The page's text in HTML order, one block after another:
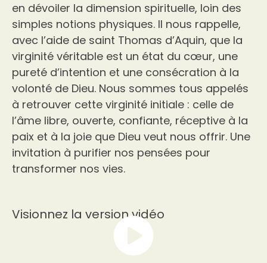
en dévoiler la dimension spirituelle, loin des
simples notions physiques. Il nous rappelle,
avec l’aide de saint Thomas d’Aquin, que la
virginité véritable est un état du cœur, une
pureté d’intention et une consécration à la
volonté de Dieu. Nous sommes tous appelés
à retrouver cette virginité initiale : celle de
l’âme libre, ouverte, confiante, réceptive à la
paix et à la joie que Dieu veut nous offrir. Une
invitation à purifier nos pensées pour
transformer nos vies.
Visionnez la version vidéo